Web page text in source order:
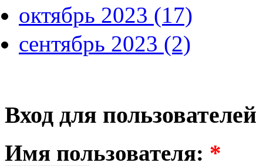
октябрь 2023 (17)
сентябрь 2023 (2)
Вход для пользователей
Имя пользователя: *